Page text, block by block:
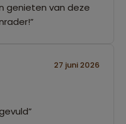
genieten van deze
27 juni 2026